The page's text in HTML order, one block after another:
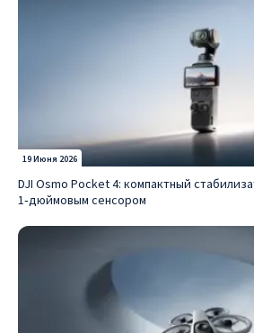
19 Июня 2026
DJI Osmo Pocket 4: компактный
1‑дюймовым сенсором